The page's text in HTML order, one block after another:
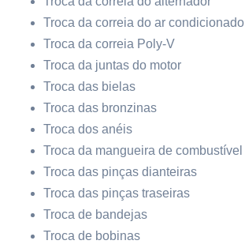
Troca da correia do ar condicionado
Troca da correia Poly-V
Troca da juntas do motor
Troca das bielas
Troca das bronzinas
Troca dos anéis
Troca da mangueira de combustível
Troca das pinças dianteiras
Troca das pinças traseiras
Troca de bandejas
Troca de bobinas